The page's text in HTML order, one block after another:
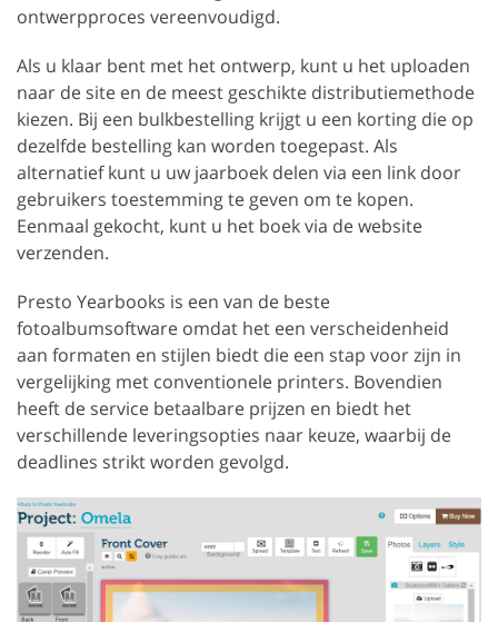
ontwerpproces vereenvoudigd.
Als u klaar bent met het ontwerp, kunt u het uploaden
naar de site en de meest geschikte distributiemethode
kiezen. Bij een bulkbestelling krijgt u een korting die op
dezelfde bestelling kan worden toegepast. Als
alternatief kunt u uw jaarboek delen via een link door
gebruikers toestemming te geven om te kopen.
Eenmaal gekocht, kunt u het boek via de website
verzenden.
Presto Yearbooks is een van de beste
fotoalbumsoftware omdat het een verscheidenheid
aan formaten en stijlen biedt die een stap voor zijn in
vergelijking met conventionele printers. Bovendien
heeft de service betaalbare prijzen en biedt het
verschillende leveringsopties naar keuze, waarbij de
deadlines strikt worden gevolgd.